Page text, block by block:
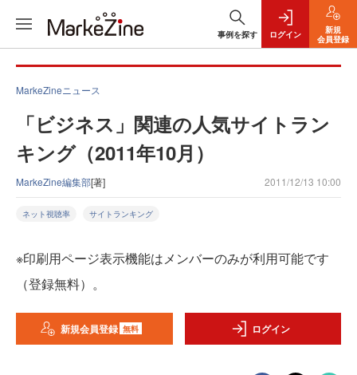
事例を探す ログイン
新規
会員登録
MarkeZineニュース
「ビジネス」関連の人気サイトラン
キング（2011年10月）
MarkeZine編集部[著] 2011/12/13 10:00
ネット視聴率 サイトランキング
※印刷用ページ表示機能はメンバーのみが利用可能です
（登録無料）。
新規会員登録 無料 ログイン